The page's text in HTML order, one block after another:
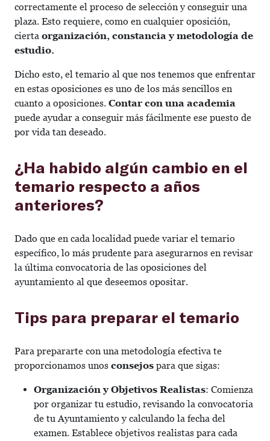
correctamente el proceso de selección y conseguir una
plaza. Esto requiere, como en cualquier oposición,
cierta organización, constancia y metodología de
estudio.
Dicho esto, el temario al que nos tenemos que enfrentar
en estas oposiciones es uno de los más sencillos en
cuanto a oposiciones. Contar con una academia
puede ayudar a conseguir más fácilmente ese puesto de
por vida tan deseado.
¿Ha habido algún cambio en el
temario respecto a años
anteriores?
Dado que en cada localidad puede variar el temario
específico, lo más prudente para asegurarnos en revisar
la última convocatoria de las oposiciones del
ayuntamiento al que deseemos opositar.
Tips para preparar el temario
Para prepararte con una metodología efectiva te
proporcionamos unos consejos para que sigas:
Organización y Objetivos Realistas: Comienza
por organizar tu estudio, revisando la convocatoria
de tu Ayuntamiento y calculando la fecha del
examen. Establece objetivos realistas para cada